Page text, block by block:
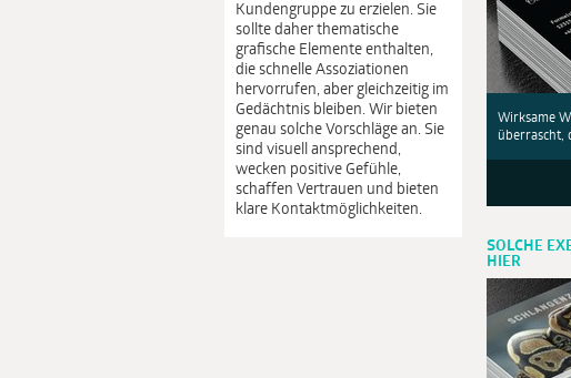
Kundengruppe zu erzielen. Sie
sollte daher thematische
grafische Elemente enthalten,
die schnelle Assoziationen
hervorrufen, aber gleichzeitig im
Gedächtnis bleiben. Wir bieten
genau solche Vorschläge an. Sie
sind visuell ansprechend,
wecken positive Gefühle,
schaffen Vertrauen und bieten
klare Kontaktmöglichkeiten.
Wirksame
überrascht,
SOLCHE
HIER